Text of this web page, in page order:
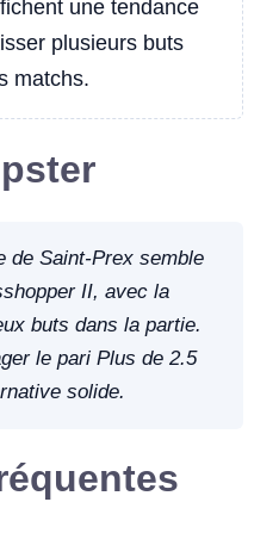
une tendance
plusieurs buts
matchs.
de Saint-Prex semble
II, avec la
buts dans la partie.
le pari Plus de 2.5
solide.